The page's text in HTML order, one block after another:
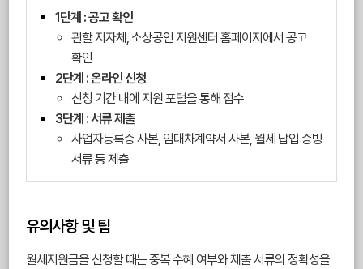
1단계 : 공고 확인
관할 지자체, 소상공인 지원센터 홈페이지에서 공고
확인
2단계 : 온라인 신청
신청 기간 내에 지원 포털을 통해 접수
3단계 : 서류 제출
사업자등록증 사본, 임대차계약서 사본, 월세 납입 증빙
서류 등 제출
유의사항 및 팁
월세지원금을 신청할 때는 중복 수혜 여부와 제출 서류의 정확성을